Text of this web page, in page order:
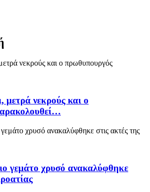
μετρά νεκρούς και ο
γεμάτο χρυσό ανακαλύφθηκε